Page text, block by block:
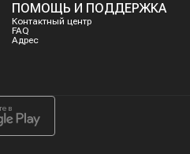
ПОМОЩЬ И ПОДДЕРЖКА
Контактный центр
FAQ
Адрес
в